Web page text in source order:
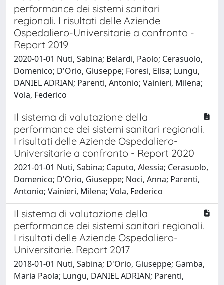
performance dei sistemi sanitari
regionali. I risultati delle Aziende
Ospedaliero-Universitarie a confronto -
Report 2019
2020-01-01 Nuti, Sabina; Belardi, Paolo; Cerasuolo,
Domenico; D'Orio, Giuseppe; Foresi, Elisa; Lungu,
DANIEL ADRIAN; Parenti, Antonio; Vainieri, Milena;
Vola, Federico
Il sistema di valutazione della
performance dei sistemi sanitari regionali.
I risultati delle Aziende Ospedaliero-
Universitarie a confronto - Report 2020
2021-01-01 Nuti, Sabina; Caputo, Alessia; Cerasuolo,
Domenico; D'Orio, Giuseppe; Noci, Anna; Parenti,
Antonio; Vainieri, Milena; Vola, Federico
Il sistema di valutazione della
performance dei sistemi sanitari regionali.
I risultati delle Aziende Ospedaliero-
Universitarie. Report 2017
2018-01-01 Nuti, Sabina; D'Orio, Giuseppe; Gamba,
Maria Paola; Lungu, DANIEL ADRIAN; Parenti,